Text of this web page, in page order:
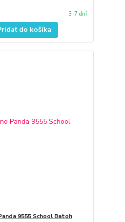
3-7 dní
do košíka
9555 School Batoh